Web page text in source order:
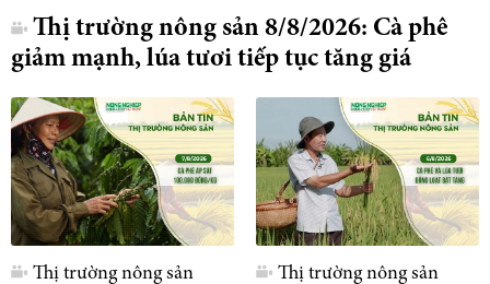
Thị trường nông sản 8/8/2026: Cà phê
giảm mạnh, lúa tươi tiếp tục tăng giá
Thị trường nông sản
Thị trường nông sản